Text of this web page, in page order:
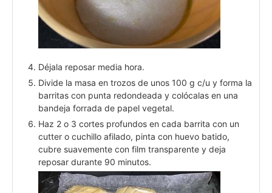
Déjala reposar media hora.
Divide la masa en trozos de unos 100 g c/u y forma la
barritas con punta redondeada y colócalas en una
bandeja forrada de papel vegetal.
Haz 2 o 3 cortes profundos en cada barrita con un
cutter o cuchillo afilado, pinta con huevo batido,
cubre suavemente con film transparente y deja
reposar durante 90 minutos.